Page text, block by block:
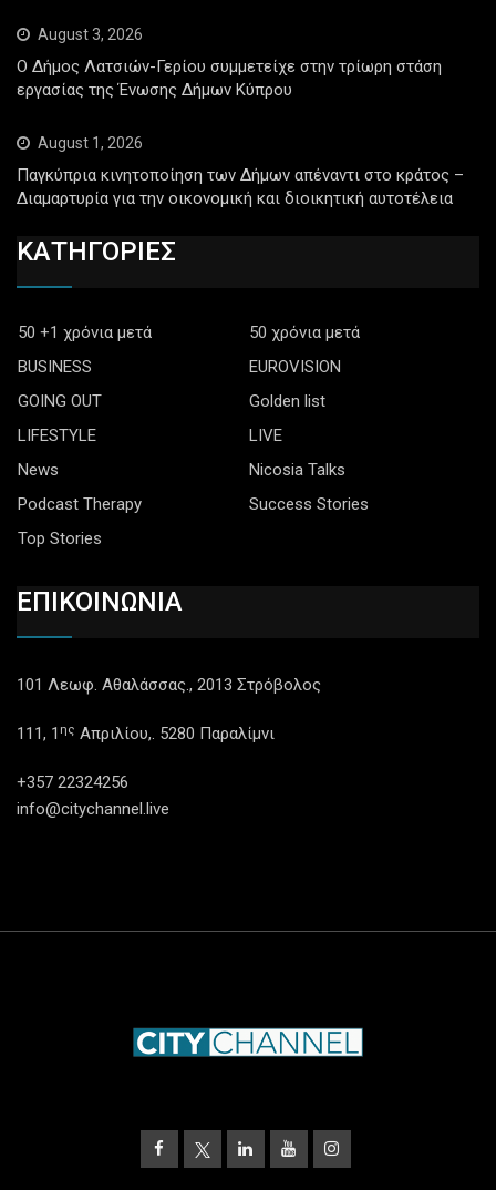
August 3, 2026
Ο Δήμος Λατσιών-Γερίου συμμετείχε στην τρίωρη στάση
εργασίας της Ένωσης Δήμων Κύπρου
August 1, 2026
Παγκύπρια κινητοποίηση των Δήμων απέναντι στο κράτος –
Διαμαρτυρία για την οικονομική και διοικητική αυτοτέλεια
ΚΑΤΗΓΟΡΙΕΣ
50 +1 χρόνια μετά
50 χρόνια μετά
BUSINESS
EUROVISION
GOING OUT
Golden list
LIFESTYLE
LIVE
News
Nicosia Talks
Podcast Therapy
Success Stories
Top Stories
ΕΠΙΚΟΙΝΩΝΙΑ
101 Λεωφ. Αθαλάσσας., 2013 Στρόβολος
111, 1 ης Απριλίου,. 5280 Παραλίμνι
+357 22324256
info@citychannel.live